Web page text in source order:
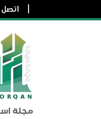
اتصل
مجلة